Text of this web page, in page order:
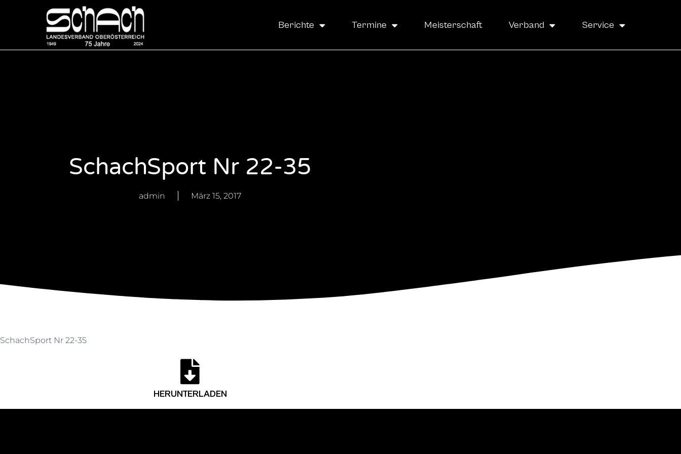
Berichte Termine Meisterschaft Verband Service
SchachSport Nr 22-35
admin März 15, 2017
SchachSport Nr 22-35
HERUNTERLADEN